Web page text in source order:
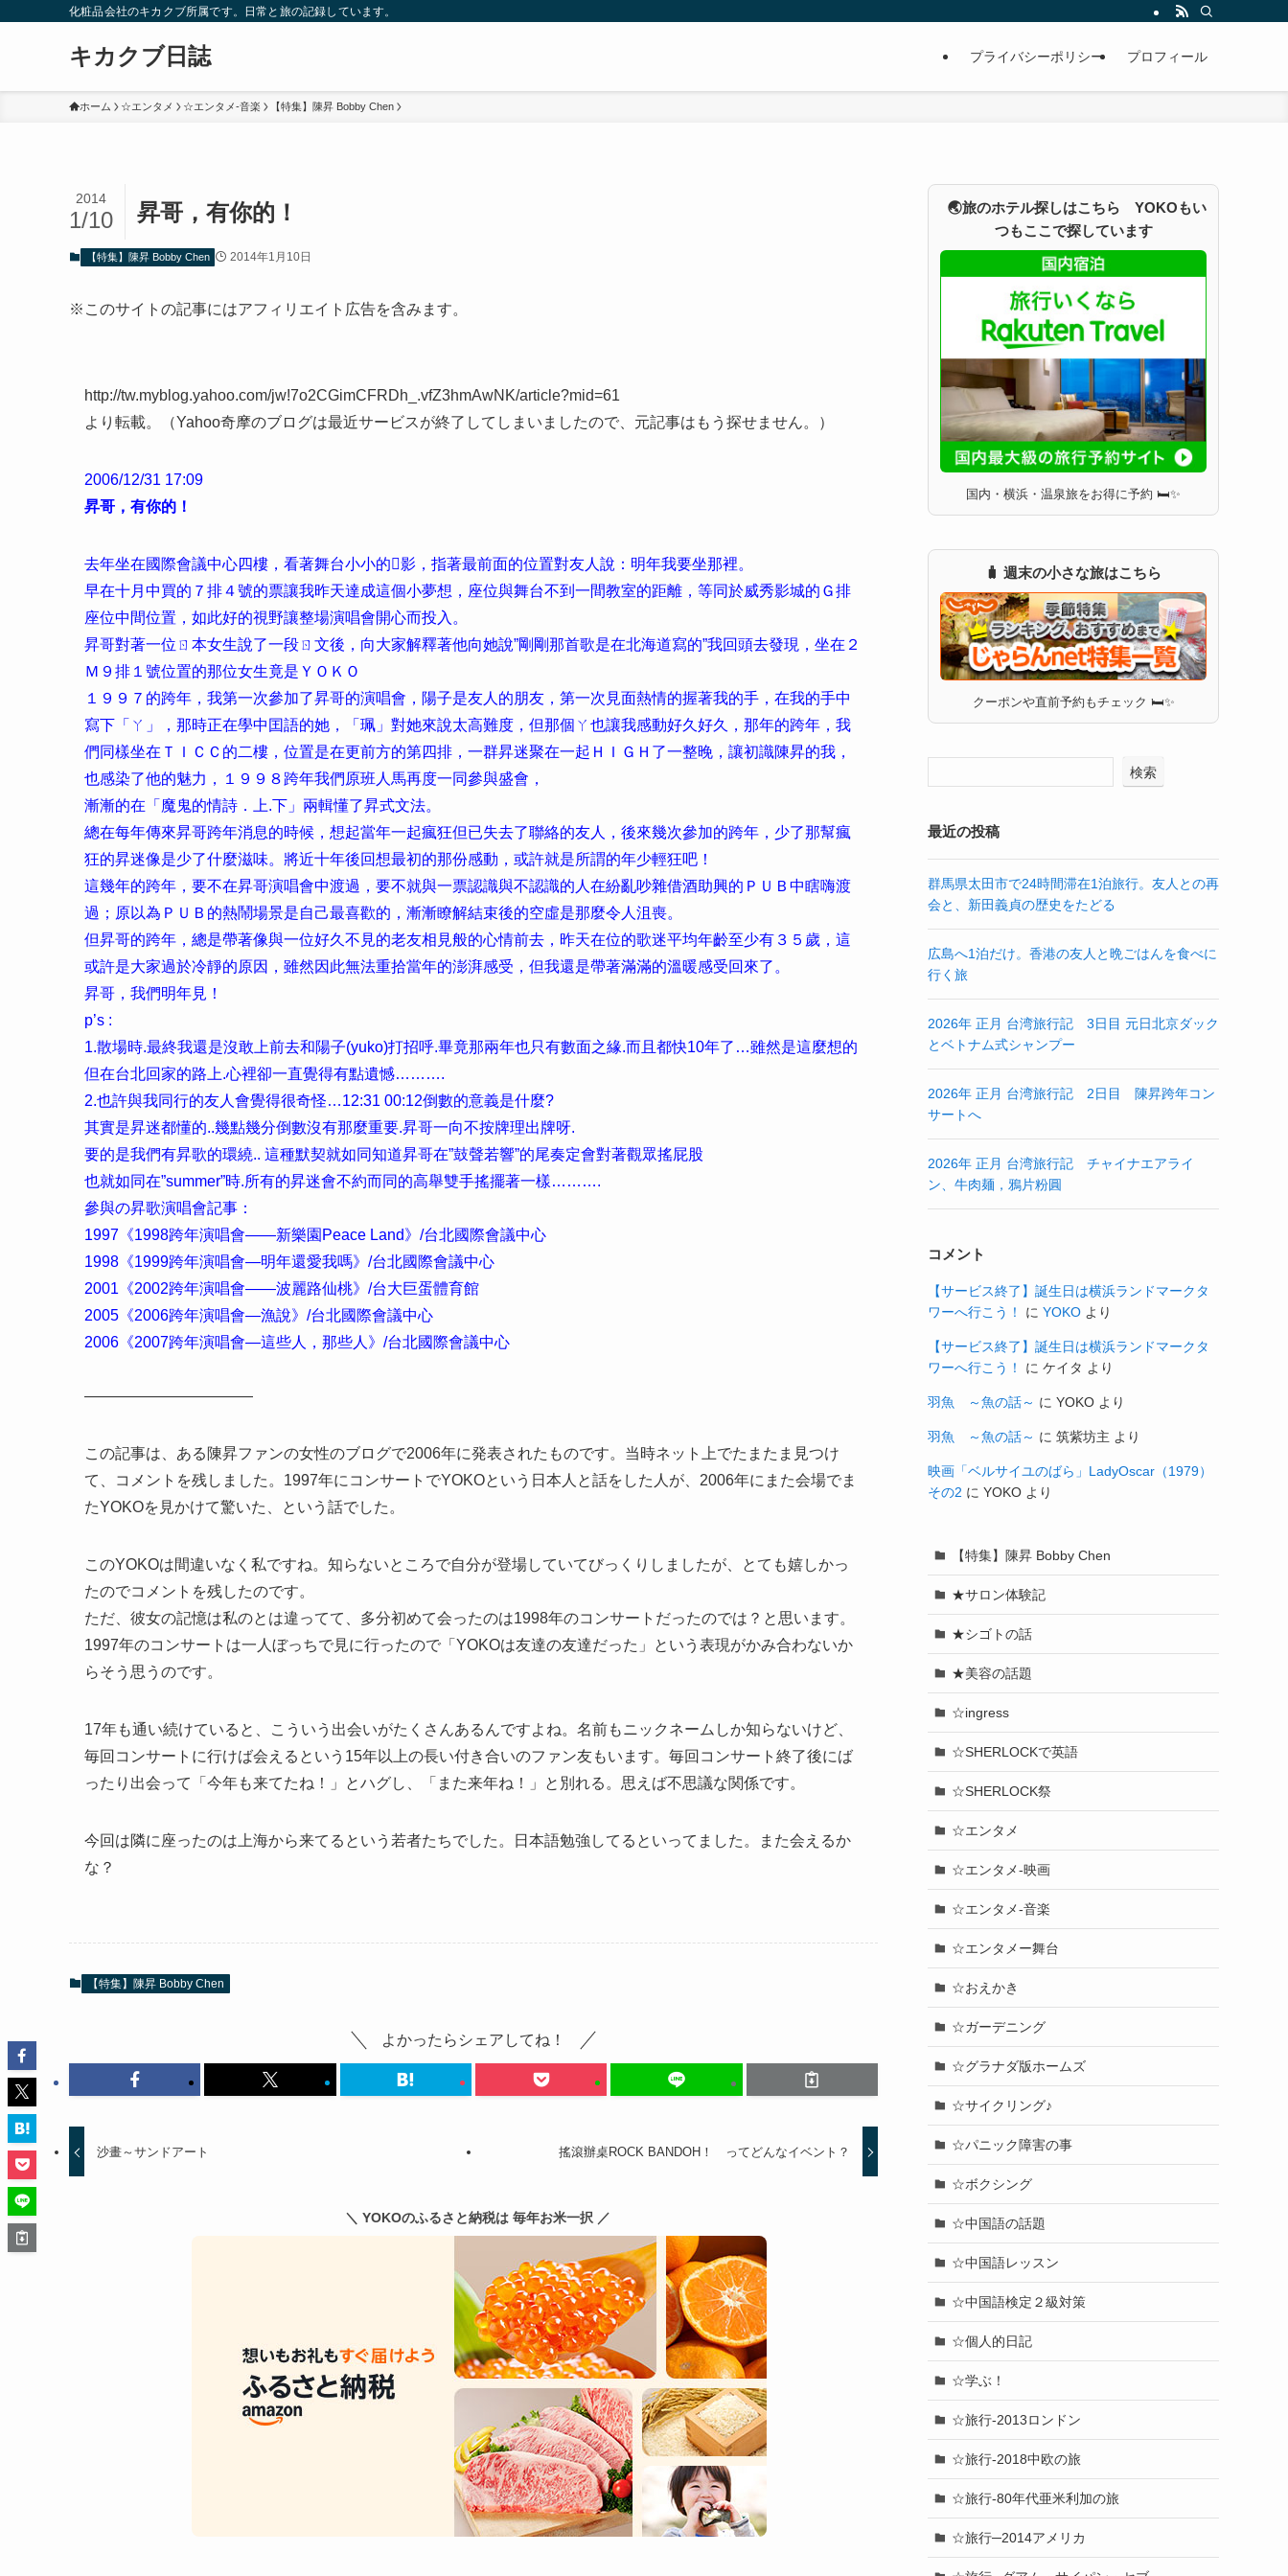
化粧品会社のキカクブ所属です。日常と旅の記録しています。
キカクブ日誌 プライバシーポリシー プロフィール
ホーム ☆エンタメ ☆エンタメ-音楽 【特集】陳昇 Bobby Chen
昇哥，有你的！
2014
1/10
【特集】陳昇 Bobby Chen 2014年1月10日
※このサイトの記事にはアフィリエイト広告を含みます。
http://tw.myblog.yahoo.com/jw!7o2CGimCFRDh_.vfZ3hmAwNK/article?mid=61
より転載。（Yahoo奇摩のブログは最近サービスが終了してしまいましたので、元記事はもう探せません。）
2006/12/31 17:09
昇哥，有你的！
去年坐在國際會議中心四樓，看著舞台小小的影，指著最前面的位置對友人說：明年我要坐那裡。
早在十月中買的７排４號的票讓我昨天達成這個小夢想，座位與舞台不到一間教室的距離，等同於威秀影城的Ｇ排
座位中間位置，如此好的視野讓整場演唱會開心而投入。
昇哥對著一位ㄖ本女生說了一段ㄖ文後，向大家解釋著他向她說”剛剛那首歌是在北海道寫的”我回頭去發現，坐在２
Ｍ９排１號位置的那位女生竟是ＹＯＫＯ
１９９７的跨年，我第一次參加了昇哥的演唱會，陽子是友人的朋友，第一次見面熱情的握著我的手，在我的手中
寫下「ㄚ」，那時正在學中囯語的她，「珮」對她來說太高難度，但那個ㄚ也讓我感動好久好久，那年的跨年，我
們同樣坐在ＴＩＣＣ的二樓，位置是在更前方的第四排，一群昇迷聚在一起ＨＩＧＨ了一整晚，讓初識陳昇的我，
也感染了他的魅力，１９９８跨年我們原班人馬再度一同參與盛會，
漸漸的在「魔鬼的情詩．上.下」兩輯懂了昇式文法。
總在每年傳來昇哥跨年消息的時候，想起當年一起瘋狂但已失去了聯絡的友人，後來幾次參加的跨年，少了那幫瘋
狂的昇迷像是少了什麼滋味。將近十年後回想最初的那份感動，或許就是所謂的年少輕狂吧！
這幾年的跨年，要不在昇哥演唱會中渡過，要不就與一票認識與不認識的人在紛亂吵雜借酒助興的ＰＵＢ中瞎嗨渡
過；原以為ＰＵＢ的熱鬧場景是自己最喜歡的，漸漸瞭解結束後的空虛是那麼令人沮喪。
但昇哥的跨年，總是帶著像與一位好久不見的老友相見般的心情前去，昨天在位的歌迷平均年齡至少有３５歲，這
或許是大家過於冷靜的原因，雖然因此無法重拾當年的澎湃感受，但我還是帶著滿滿的溫暖感受回來了。
昇哥，我們明年見！
p’s :
1.散場時.最終我還是沒敢上前去和陽子(yuko)打招呼.畢竟那兩年也只有數面之緣.而且都快10年了…雖然是這麼想的
但在台北回家的路上.心裡卻一直覺得有點遺憾……….
2.也許與我同行的友人會覺得很奇怪…12:31 00:12倒數的意義是什麼?
其實是昇迷都懂的..幾點幾分倒數沒有那麼重要.昇哥一向不按牌理出牌呀.
要的是我們有昇歌的環繞.. 這種默契就如同知道昇哥在”鼓聲若響”的尾奏定會對著觀眾搖屁股
也就如同在”summer”時.所有的昇迷會不約而同的高舉雙手搖擺著一樣……….
參與の昇歌演唱會記事：
1997《1998跨年演唱會――新樂園Peace Land》/台北國際會議中心
1998《1999跨年演唱會―明年還愛我嗎》/台北國際會議中心
2001《2002跨年演唱會――波麗路仙桃》/台大巨蛋體育館
2005《2006跨年演唱會―漁說》/台北國際會議中心
2006《2007跨年演唱會―這些人，那些人》/台北國際會議中心
———————————
この記事は、ある陳昇ファンの女性のブログで2006年に発表されたものです。当時ネット上でたまたま見つけ
て、コメントを残しました。1997年にコンサートでYOKOという日本人と話をした人が、2006年にまた会場でま
たYOKOを見かけて驚いた、という話でした。
このYOKOは間違いなく私ですね。知らないところで自分が登場していてびっくりしましたが、とても嬉しかっ
たのでコメントを残したのです。
ただ、彼女の記憶は私のとは違ってて、多分初めて会ったのは1998年のコンサートだったのでは？と思います。
1997年のコンサートは一人ぼっちで見に行ったので「YOKOは友達の友達だった」という表現がかみ合わないか
らそう思うのです。
17年も通い続けていると、こういう出会いがたくさんあるんですよね。名前もニックネームしか知らないけど、
毎回コンサートに行けば会えるという15年以上の長い付き合いのファン友もいます。毎回コンサート終了後にば
ったり出会って「今年も来てたね！」とハグし、「また来年ね！」と別れる。思えば不思議な関係です。
今回は隣に座ったのは上海から来てるという若者たちでした。日本語勉強してるといってました。また会えるか
な？
【特集】陳昇 Bobby Chen
よかったらシェアしてね！
沙畫～サンドアート 搖滾辦桌ROCK BANDOH！ ってどんなイベント？
＼ YOKOのふるさと納税は 毎年お米一択 ／
🌏旅のホテル探しはこちら YOKOもい
つもここで探しています
国内・横浜・温泉旅をお得に予約 🛏✨
🧳 週末の小さな旅はこちら
クーポンや直前予約もチェック 🛏✨
検索
最近の投稿
群馬県太田市で24時間滞在1泊旅行。友人との再
会と、新田義貞の歴史をたどる
広島へ1泊だけ。香港の友人と晩ごはんを食べに
行く旅
2026年 正月 台湾旅行記 3日目 元日北京ダック
とベトナム式シャンプー
2026年 正月 台湾旅行記 2日目 陳昇跨年コン
サートへ
2026年 正月 台湾旅行記 チャイナエアライ
ン、牛肉麺，鴉片粉圓
コメント
【サービス終了】誕生日は横浜ランドマークタ
ワーへ行こう！
に YOKO より
【サービス終了】誕生日は横浜ランドマークタ
ワーへ行こう！
に ケイタ より
羽魚 ～魚の話～ に YOKO より
羽魚 ～魚の話～ に 筑紫坊主 より
映画「ベルサイユのばら」LadyOscar（1979）
その2 に YOKO より
【特集】陳昇 Bobby Chen
★サロン体験記
★シゴトの話
★美容の話題
☆ingress
☆SHERLOCKで英語
☆SHERLOCK祭
☆エンタメ
☆エンタメ-映画
☆エンタメ-音楽
☆エンタメー舞台
☆おえかき
☆ガーデニング
☆グラナダ版ホームズ
☆サイクリング♪
☆パニック障害の事
☆ボクシング
☆中国語の話題
☆中国語レッスン
☆中国語検定２級対策
☆個人的日記
☆学ぶ！
☆旅行-2013ロンドン
☆旅行-2018中欧の旅
☆旅行-80年代亜米利加の旅
☆旅行─2014アメリカ